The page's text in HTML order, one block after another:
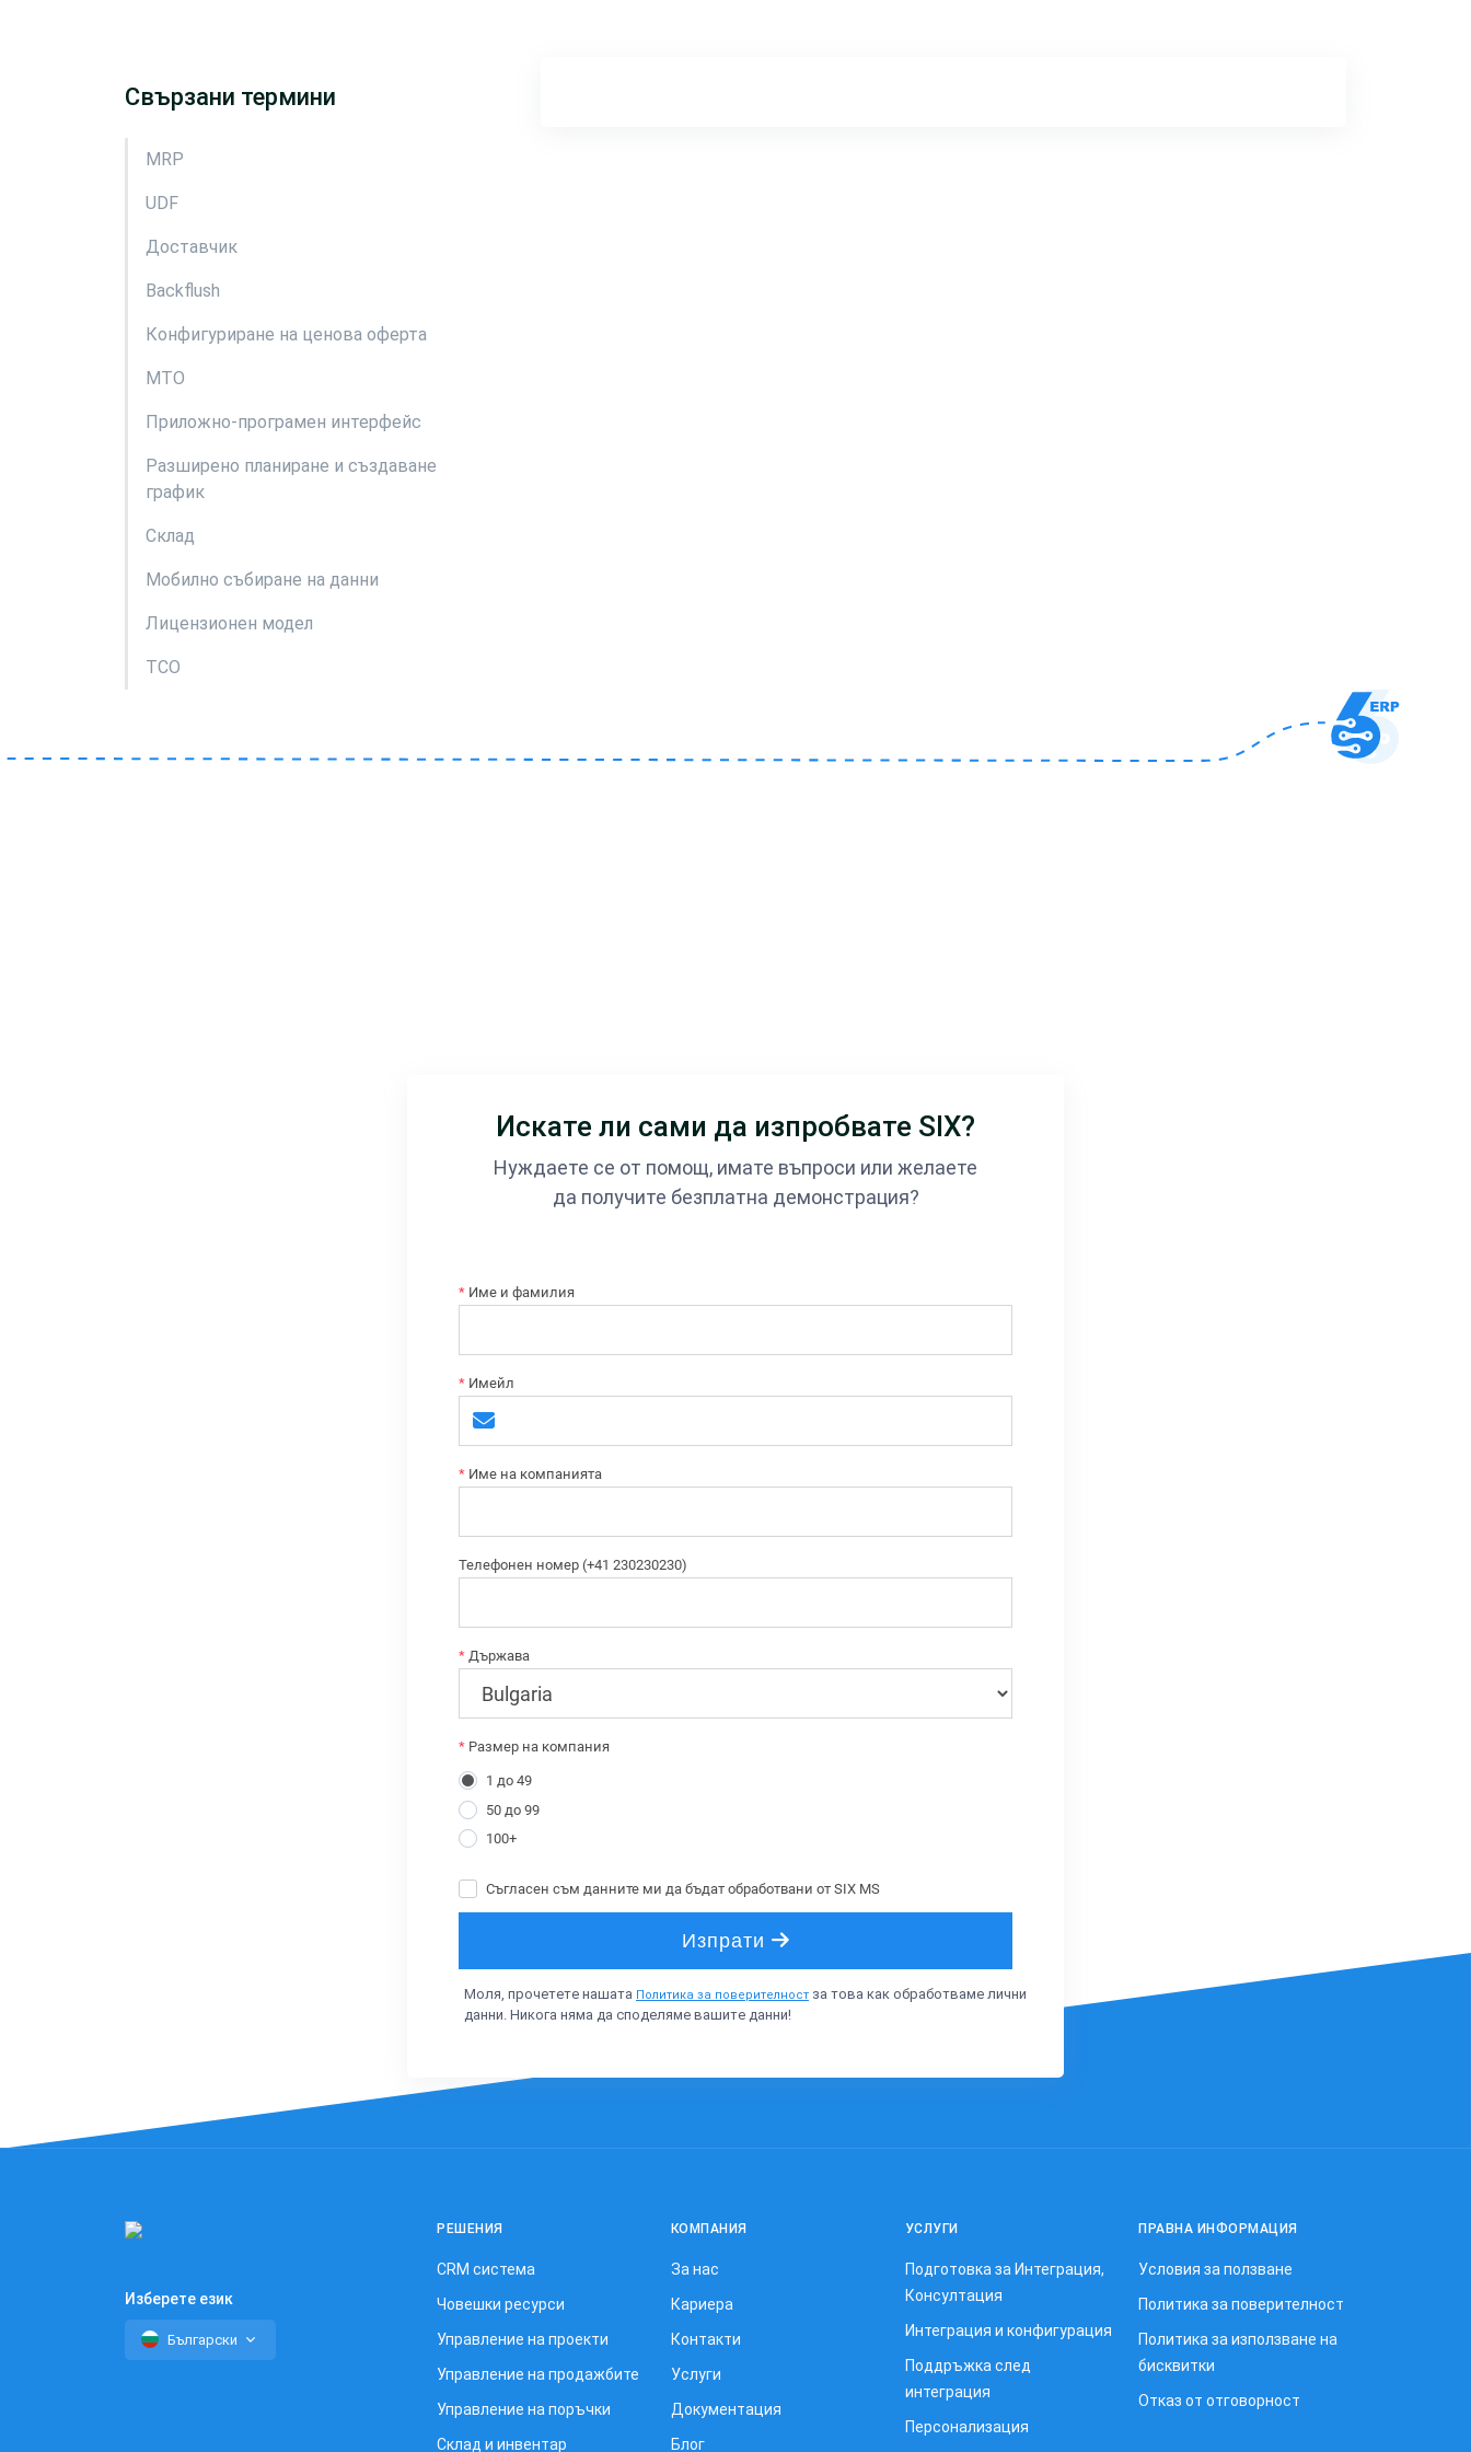
Свързани термини
MRP
UDF
Доставчик
Backflush
Конфигуриране на ценова оферта
MTO
Приложно-програмен интерфейс
Разширено планиране и създаване
график
Склад
Мобилно събиране на данни
Лицензионен модел
TCO
Искате ли сами да изпробвате SIX?
Нуждаете се от помощ, имате въпроси или желаете
да получите безплатна демонстрация?
Моля, прочетете нашата Политика за поверителност за това как обработваме лични
данни. Никога няма да споделяме вашите данни!
Изберете език
Български
РЕШЕНИЯ
CRM система
Човешки ресурси
Управление на проекти
Управление на продажбите
Управление на поръчки
Склад и инвентар
КОМПАНИЯ
За нас
Кариера
Контакти
Услуги
Документация
Блог
УСЛУГИ
Подготовка за Интеграция,
Консултация
Интеграция и конфигурация
Поддръжка след
интеграция
Персонализация
ПРАВНА ИНФОРМАЦИЯ
Условия за ползване
Политика за поверителност
Политика за използване на
бисквитки
Отказ от отговорност